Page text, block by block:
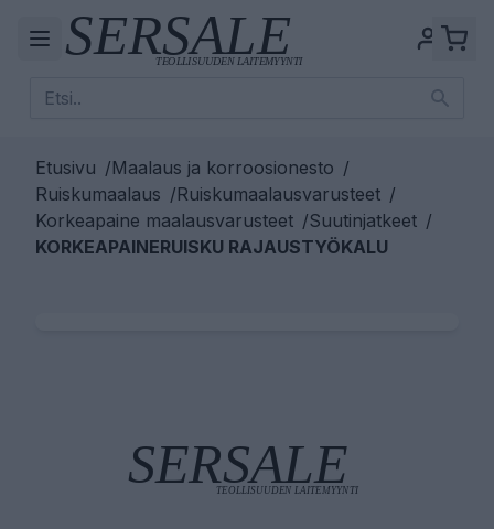
Etusivu /Maalaus ja korroosionesto /
Ruiskumaalaus /Ruiskumaalausvarusteet /
Korkeapaine maalausvarusteet /Suutinjatkeet /
KORKEAPAINERUISKU RAJAUSTYÖKALU